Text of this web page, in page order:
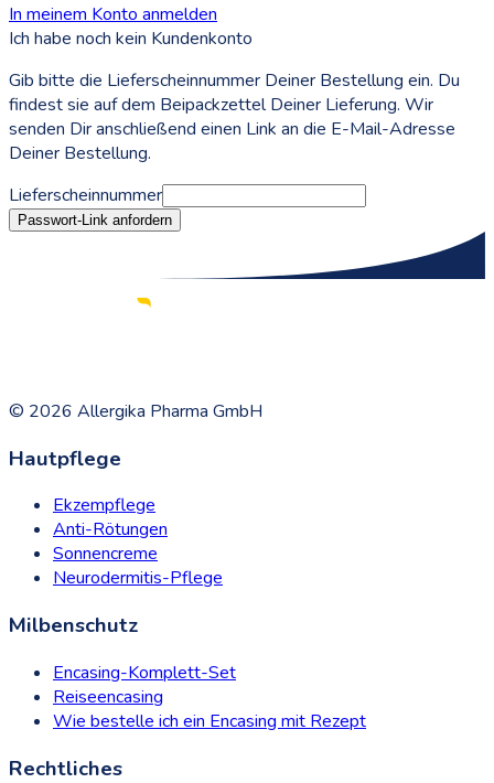
In meinem Konto anmelden
Ich habe noch kein Kundenkonto
Gib bitte die Lieferscheinnummer Deiner Bestellung ein. Du
findest sie auf dem Beipackzettel Deiner Lieferung. Wir
senden Dir anschließend einen Link an die E-Mail-Adresse
Deiner Bestellung.
Lieferscheinnummer
Passwort-Link anfordern
© 2026 Allergika Pharma GmbH
Hautpflege
Ekzempflege
Anti-Rötungen
Sonnencreme
Neurodermitis-Pflege
Milbenschutz
Encasing-Komplett-Set
Reiseencasing
Wie bestelle ich ein Encasing mit Rezept
Rechtliches